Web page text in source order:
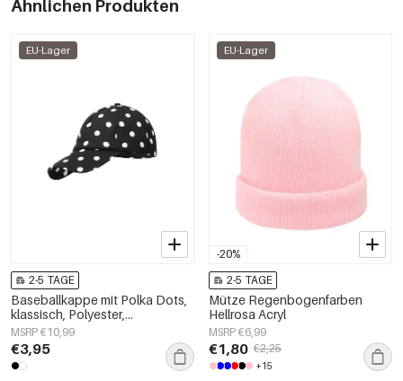
Ähnlichen Produkten
EU-Lager
2-5 TAGE
Baseballkappe mit Polka Dots,
klassisch, Polyester,
Alltagsaccessoire
MSRP €10,99
€3,95
-20%
EU-Lager
2-5 TAGE
Mütze Regenbogenfarben
Hellrosa Acryl
MSRP €6,99
€1,80 €2,25
+15